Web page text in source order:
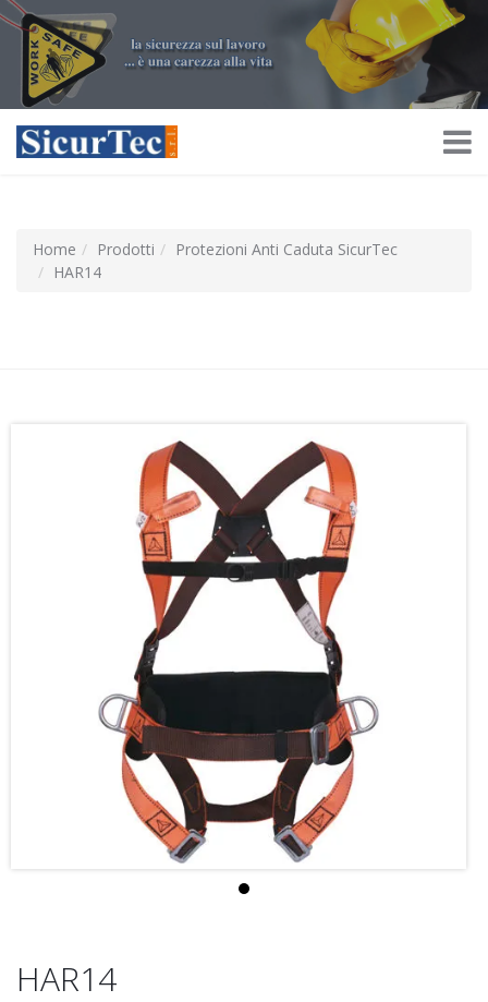
Home Prodotti
Protezioni Anti Caduta SicurTec
HAR14
HAR14